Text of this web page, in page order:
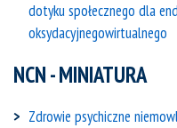
dotyku społecznego dla
oksydacyjnegowirtualnego
NCN - MINIATURA
Zdrowie psychiczne